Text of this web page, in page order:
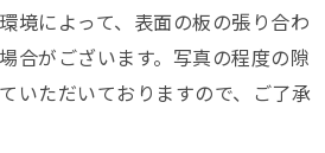
境によって、表面の板の張り合わ
合がございます。写真の程度の隙
いただいておりますので、ご了承